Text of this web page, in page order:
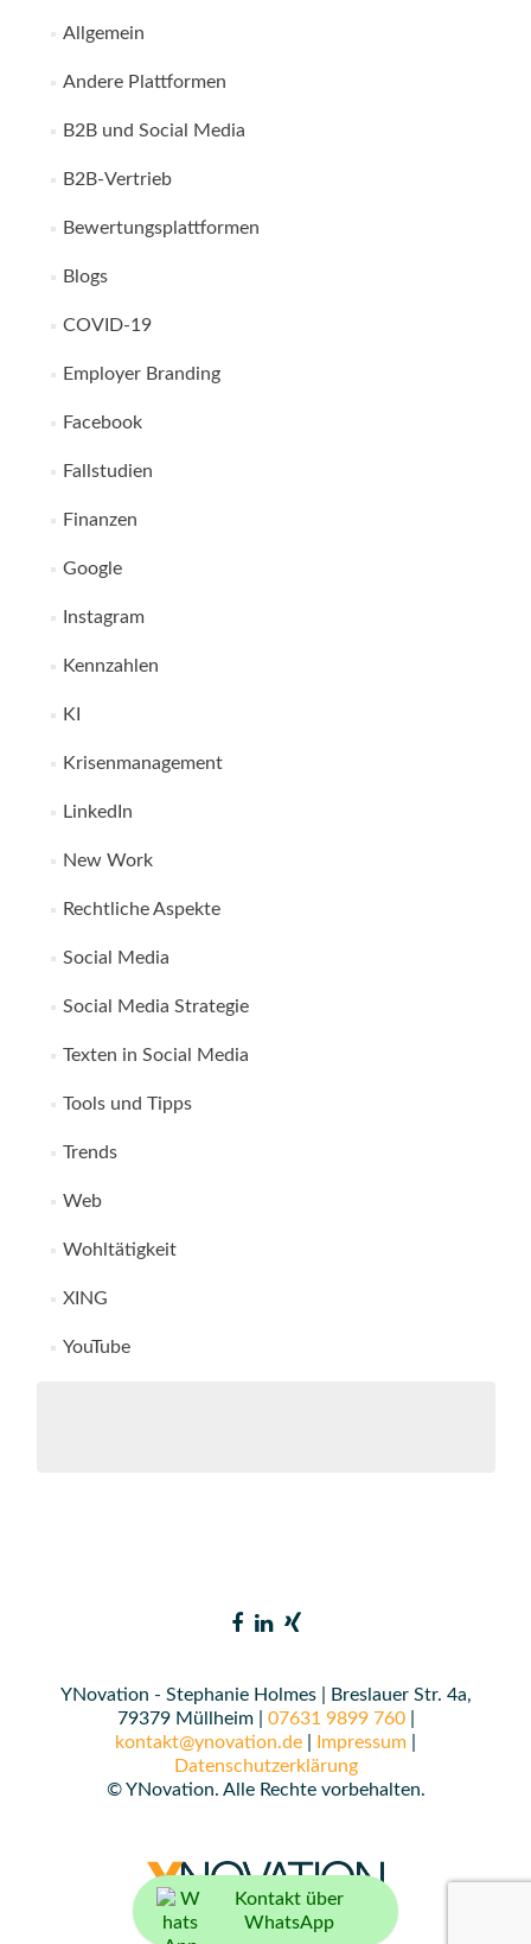
Allgemein
Andere Plattformen
B2B und Social Media
B2B-Vertrieb
Bewertungsplattformen
Blogs
COVID-19
Employer Branding
Facebook
Fallstudien
Finanzen
Google
Instagram
Kennzahlen
KI
Krisenmanagement
LinkedIn
New Work
Rechtliche Aspekte
Social Media
Social Media Strategie
Texten in Social Media
Tools und Tipps
Trends
Web
Wohltätigkeit
XING
YouTube
YNovation - Stephanie Holmes | Breslauer Str. 4a,
79379 Müllheim | 07631 9899 760|
kontakt@ynovation.de
Impressum
Datenschutzerklärung
© YNovation. Alle Rechte vorbehalten.
Kontakt über
WhatsApp